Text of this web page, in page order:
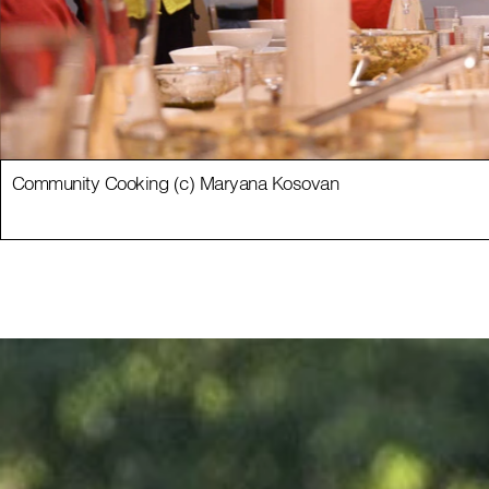
Community Cooking (c) Maryana Kosovan